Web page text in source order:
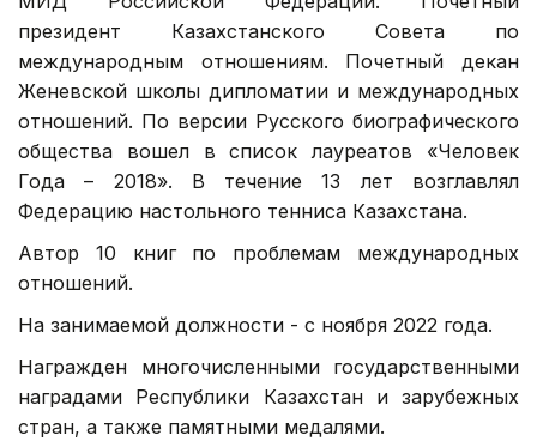
президент Казахстанского Совета по
международным отношениям. Почетный декан
Женевской школы дипломатии и международных
отношений. По версии Русского биографического
общества вошел в список лауреатов «Человек
Года – 2018». В течение 13 лет возглавлял
Федерацию настольного тенниса Казахстана.
Автор 10 книг по проблемам международных
отношений.
На занимаемой должности - с ноября 2022 года.
Награжден многочисленными государственными
наградами Республики Казахстан и зарубежных
стран, а также памятными медалями.